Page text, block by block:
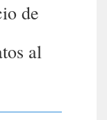
de
al